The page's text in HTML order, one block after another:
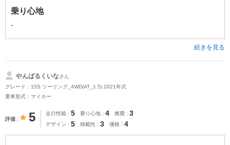
乗り心地
-
続きを見る
やんばるくいなさん
グレード：15S ツーリング_4WD(AT_1.5) 2021年式
乗車形式：マイカー
評価 5 走行性能 5 乗り心地 4 燃費 3
デザイン 5 積載性 3 価格 4